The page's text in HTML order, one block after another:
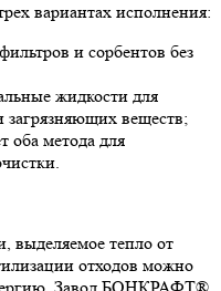
вариантах исполнения:
и сорбентов без
жидкости для
загрязняющих веществ;
оба метода для
выделяемое тепло от
отходов можно